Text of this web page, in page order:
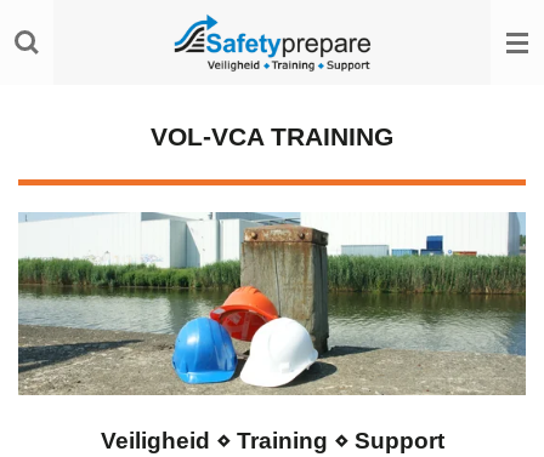
direct
VOL-VCA TRAINING
Veiligheid ⋄ Training ⋄ Support